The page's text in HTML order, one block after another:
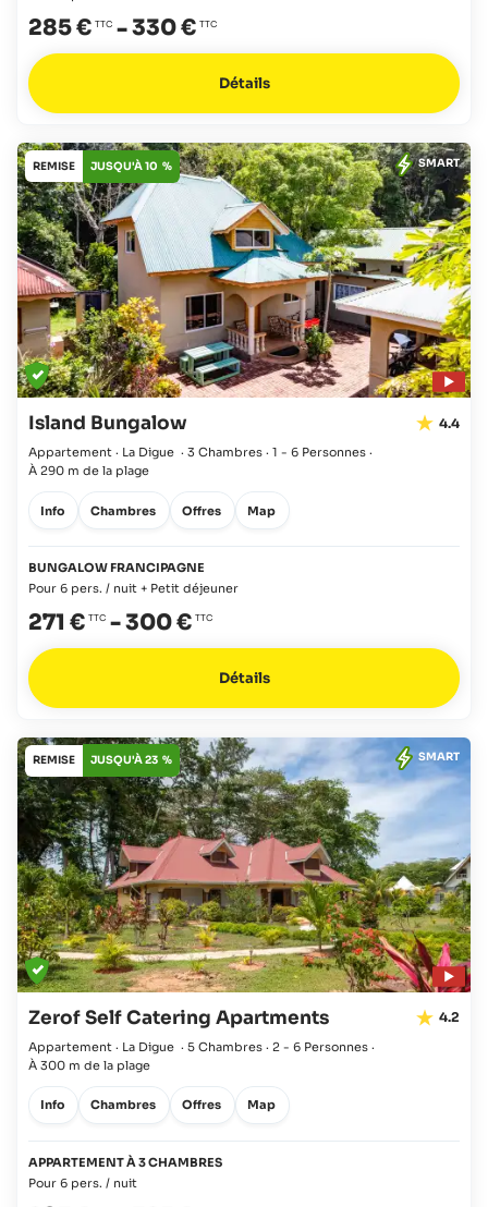
285 € -330 €
Détails
REMISE JUSQU'À 10 % SMART
Island Bungalow 4.4
Appartement · La Digue · 3 Chambres · 1 - 6 Personnes ·
À 290 m de la plage
Info Chambres Offres Map
BUNGALOW FRANCIPAGNE
Pour 6 pers. / nuit + Petit déjeuner
271 € -300 €
Détails
REMISE JUSQU'À 23 % SMART
Zerof Self Catering Apartments 4.2
Appartement · La Digue · 5 Chambres · 2 - 6 Personnes ·
À 300 m de la plage
Info Chambres Offres Map
APPARTEMENT À 3 CHAMBRES
Pour 6 pers. / nuit